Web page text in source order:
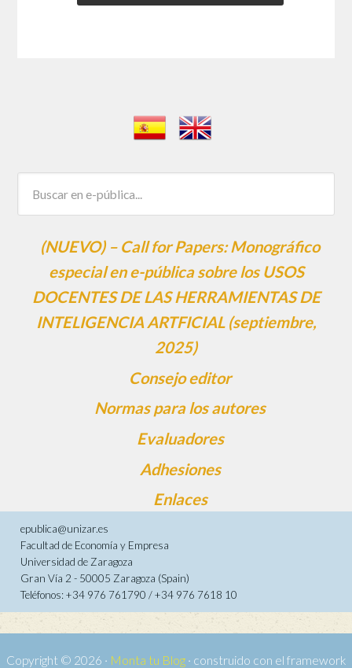
(NUEVO) – Call for Papers: Monográfico
especial en e-pública sobre los USOS
DOCENTES DE LAS HERRAMIENTAS DE
INTELIGENCIA ARTFICIAL (septiembre,
2025)
Consejo editor
Normas para los autores
Evaluadores
Adhesiones
Enlaces
epublica@unizar.es
Facultad de Economía y Empresa
Universidad de Zaragoza
Gran Vía 2 - 50005 Zaragoza (Spain)
Teléfonos: +34 976 761790 / +34 976 7618 10
Copyright © 2026 · Monta tu Blog· construido con el framework